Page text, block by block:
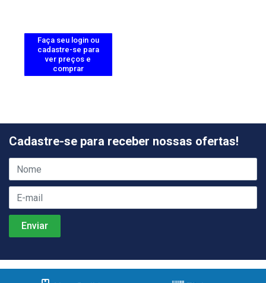
Faça seu login ou
cadastre-se para
ver preços e
comprar
Cadastre-se para receber nossas ofertas!